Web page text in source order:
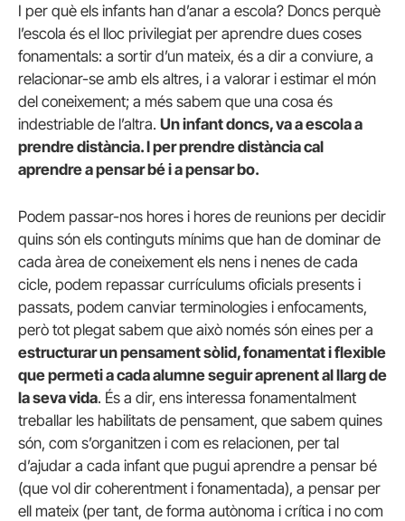
I per què els infants han d’anar a escola? Doncs perquè
l’escola és el lloc privilegiat per aprendre dues coses
fonamentals: a sortir d’un mateix, és a dir a conviure, a
relacionar-se amb els altres, i a valorar i estimar el món
del coneixement; a més sabem que una cosa és
indestriable de l’altra. Un infant doncs, va a escola a
prendre distància. I per prendre distància cal
aprendre a pensar bé i a pensar bo.
Podem passar-nos hores i hores de reunions per decidir
quins són els continguts mínims que han de dominar de
cada àrea de coneixement els nens i nenes de cada
cicle, podem repassar currículums oficials presents i
passats, podem canviar terminologies i enfocaments,
però tot plegat sabem que això només són eines per a
estructurar un pensament sòlid, fonamentat i flexible
que permeti a cada alumne seguir aprenent al llarg de
la seva vida. És a dir, ens interessa fonamentalment
treballar les habilitats de pensament, que sabem quines
són, com s’organitzen i com es relacionen, per tal
d’ajudar a cada infant que pugui aprendre a pensar bé
(que vol dir coherentment i fonamentada), a pensar per
ell mateix (per tant, de forma autònoma i crítica i no com